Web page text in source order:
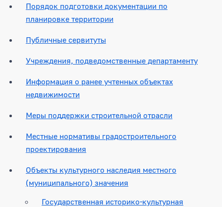
Порядок подготовки документации по
планировке территории
Публичные сервитуты
Учреждения, подведомственные департаменту
Информация о ранее учтенных объектах
недвижимости
Меры поддержки строительной отрасли
Местные нормативы градостроительного
проектирования
Объекты культурного наследия местного
(муниципального) значения
Государственная историко-культурная